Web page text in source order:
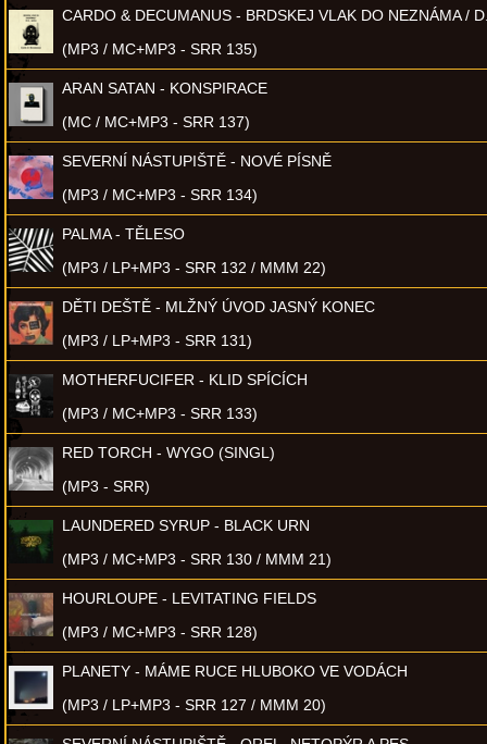
CARDO & DECUMANUS - BRDSKEJ VLAK DO NEZNÁMA /
(MP3 / MC+MP3 - SRR 135)
ARAN SATAN - KONSPIRACE
(MC / MC+MP3 - SRR 137)
SEVERNÍ NÁSTUPIŠTĚ - NOVÉ PÍSNĚ
(MP3 / MC+MP3 - SRR 134)
PALMA - TĚLESO
(MP3 / LP+MP3 - SRR 132 / MMM 22)
DĚTI DEŠTĚ - MLŽNÝ ÚVOD JASNÝ KONEC
(MP3 / LP+MP3 - SRR 131)
MOTHERFUCIFER - KLID SPÍCÍCH
(MP3 / MC+MP3 - SRR 133)
RED TORCH - WYGO (SINGL)
(MP3 - SRR)
LAUNDERED SYRUP - BLACK URN
(MP3 / MC+MP3 - SRR 130 / MMM 21)
HOURLOUPE - LEVITATING FIELDS
(MP3 / MC+MP3 - SRR 128)
PLANETY - MÁME RUCE HLUBOKO VE VODÁCH
(MP3 / LP+MP3 - SRR 127 / MMM 20)